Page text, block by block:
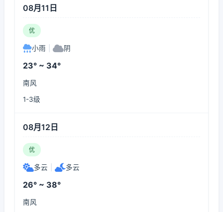
08月11日
优
小雨 阴
23° ~ 34°
南风
1-3级
08月12日
优
多云 多云
26° ~ 38°
南风